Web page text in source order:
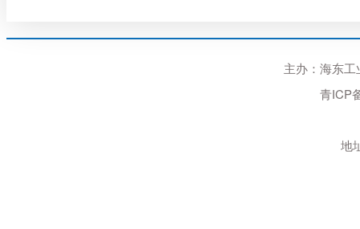
主办：海东
青ICP
地